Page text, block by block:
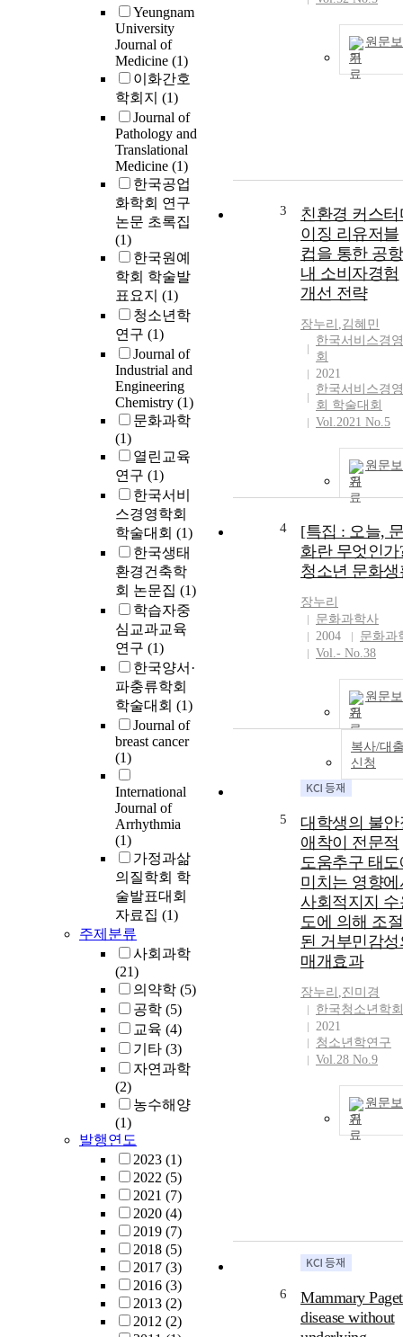
Yeungnam
University
Journal of
Medicine (1)
이화간호
학회지 (1)
Journal of
Pathology and
Translational
Medicine (1)
한국공업
화학회 연구
논문 초록집
(1)
한국원예
학회 학술발
표요지 (1)
청소년학
연구 (1)
Journal of
Industrial and
Engineering
Chemistry (1)
문화과학
(1)
열린교육
연구 (1)
한국서비
스경영학회
학술대회 (1)
한국생태
환경건축학
회 논문집 (1)
학습자중
심교과교육
연구 (1)
한국양서·
파충류학회
학술대회 (1)
Journal of
breast cancer
(1)
International
Journal of
Arrhythmia
(1)
가정과삶
의질학회 학
술발표대회
자료집 (1)
주제분류
사회과학
(21)
의약학 (5)
공학 (5)
교육 (4)
기타 (3)
자연과학
(2)
농수해양
(1)
발행연도
2023 (1)
2022 (5)
2021 (7)
2020 (4)
2019 (7)
2018 (5)
2017 (3)
2016 (3)
2013 (2)
2012 (2)
원문보
기
3
친환경 커스터
이징 리유저블
컵을 통한 공항
내 소비자경험
개선 전략
장누리 ,김혜민
한국서비스경
회
2021
한국서비스경
회 학술대회
Vol.2021 No.5
원문보
기
4
[특집 : 오늘,
화란 무엇인가
청소년 문화생
장누리
문화과학사
2004
문화과
Vol.- No.38
원문보
기
복사/대
신청
5
대학생의 불안
애착이 전문적
도움추구 태도
미치는 영향에
사회적지지 수
도에 의해 조절
된 거부민감성
매개효과
장누리 ,진미경
한국청소년학회
2021
청소년학연구
Vol.28 No.9
원문보
기
6
Mammary
disease without